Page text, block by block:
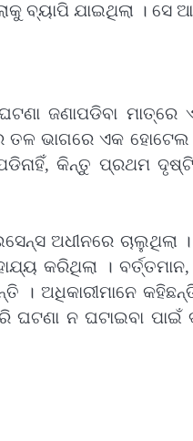
ବ୍ୟାପି ଯାଇଥିଲା ।
ଜଣାପଡିବା ମାତ୍ରେ
ଭାଗରେ ଏକ ହୋଟେଲ
କିନ୍ତୁ ପ୍ରଥମ
ଅଧୀନରେ ଚାଲୁଥିଲା
କରିଥିଲା ।
। ଅଧିକାରୀମାନେ
ନ ଘଟାଇବା